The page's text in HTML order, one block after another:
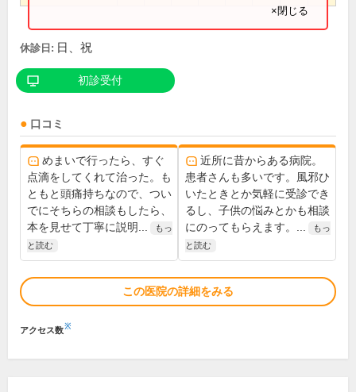
×閉じる
休診日: 日、祝
初診受付
口コミ
めまいで行ったら、すぐ
点滴をしてくれて治った。も
ともと頭痛持ちなので、つい
でにそちらの相談もしたら、
本を見せて丁寧に説明...
もっ
と読む
近所に昔からある病院。
患者さんも多いです。風邪ひ
いたときとか気軽に受診でき
るし、子供の悩みとかも相談
にのってもらえます。...
もっ
と読む
この医院の詳細をみる
アクセス数※